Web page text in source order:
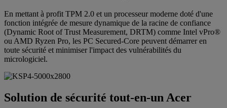
En mettant à profit TPM 2.0 et un processeur moderne doté d'une
fonction intégrée de mesure dynamique de la racine de confiance
(Dynamic Root of Trust Measurement, DRTM) comme Intel vPro®
ou AMD Ryzen Pro, les PC Secured-Core peuvent démarrer en
toute sécurité et minimiser l'impact des vulnérabilités du
micrologiciel.
Solution de sécurité tout-en-un Acer